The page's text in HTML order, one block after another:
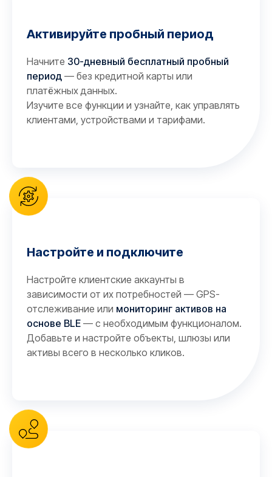
Активируйте пробный период
Начните 30-дневный бесплатный пробный
период — без кредитной карты или
платёжных данных.
Изучите все функции и узнайте, как управлять
клиентами, устройствами и тарифами.
Настройте и подключите
Настройте клиентские аккаунты в
зависимости от их потребностей — GPS-
отслеживание или мониторинг активов на
основе BLE — с необходимым функционалом.
Добавьте и настройте объекты, шлюзы или
активы всего в несколько кликов.